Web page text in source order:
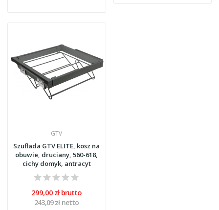
GTV
Szuflada GTV ELITE, kosz na
obuwie, druciany, 560-618,
cichy domyk, antracyt
299,00 zł brutto
243,09 zł netto